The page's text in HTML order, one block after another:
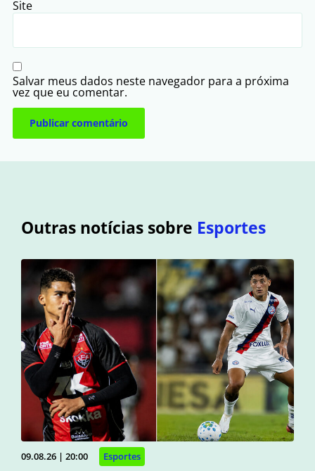
Site
Salvar meus dados neste navegador para a próxima
vez que eu comentar.
Outras notícias sobre Esportes
09.08.26 | 20:00 Esportes